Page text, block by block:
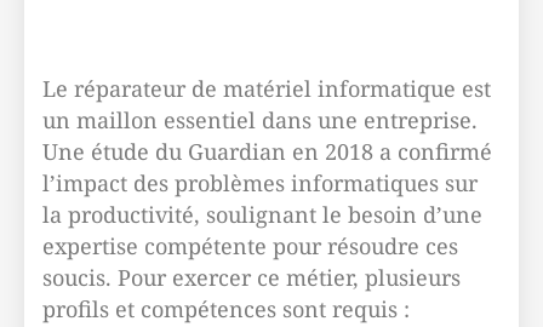
Le réparateur de matériel informatique est
un maillon essentiel dans une entreprise.
Une étude du Guardian en 2018 a confirmé
l’impact des problèmes informatiques sur
la productivité, soulignant le besoin d’une
expertise compétente pour résoudre ces
soucis. Pour exercer ce métier, plusieurs
profils et compétences sont requis :